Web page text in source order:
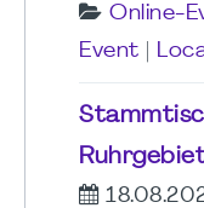
Online-
Event